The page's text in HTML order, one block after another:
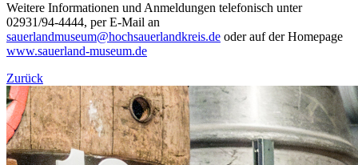
Weitere Informationen und Anmeldungen telefonisch unter
02931/94-4444, per E-Mail an
sauerlandmuseum@hochsauerlandkreis.de oder auf der Homepage
www.sauerland-museum.de
Zurück